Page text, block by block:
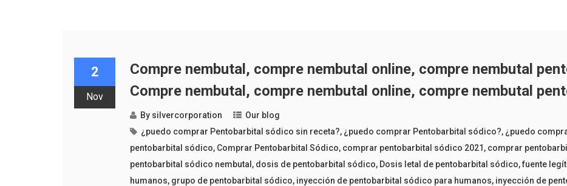
2
Nov
Compre nembutal, compre nembutal online, compre nembutal
Compre nembutal, compre nembutal online, compre nembutal
By silvercorporation
Our blog
¿puedo comprar Pentobarbital sódico sin receta?, ¿puedo comprar Pentobarbital sódico?, ¿puedo
pentobarbital sódico, Comprar Pentobarbital Sódico, comprar pentobarbital sódico 2021 , comprar
pentobarbital sódico nembutal , dosis de pentobarbital sódico, Dosis letal de pentobarbital sódico,fuente
humanos, grupo de pentobarbital sódico, inyección de pentobarbital sódico para humanos, inyección de